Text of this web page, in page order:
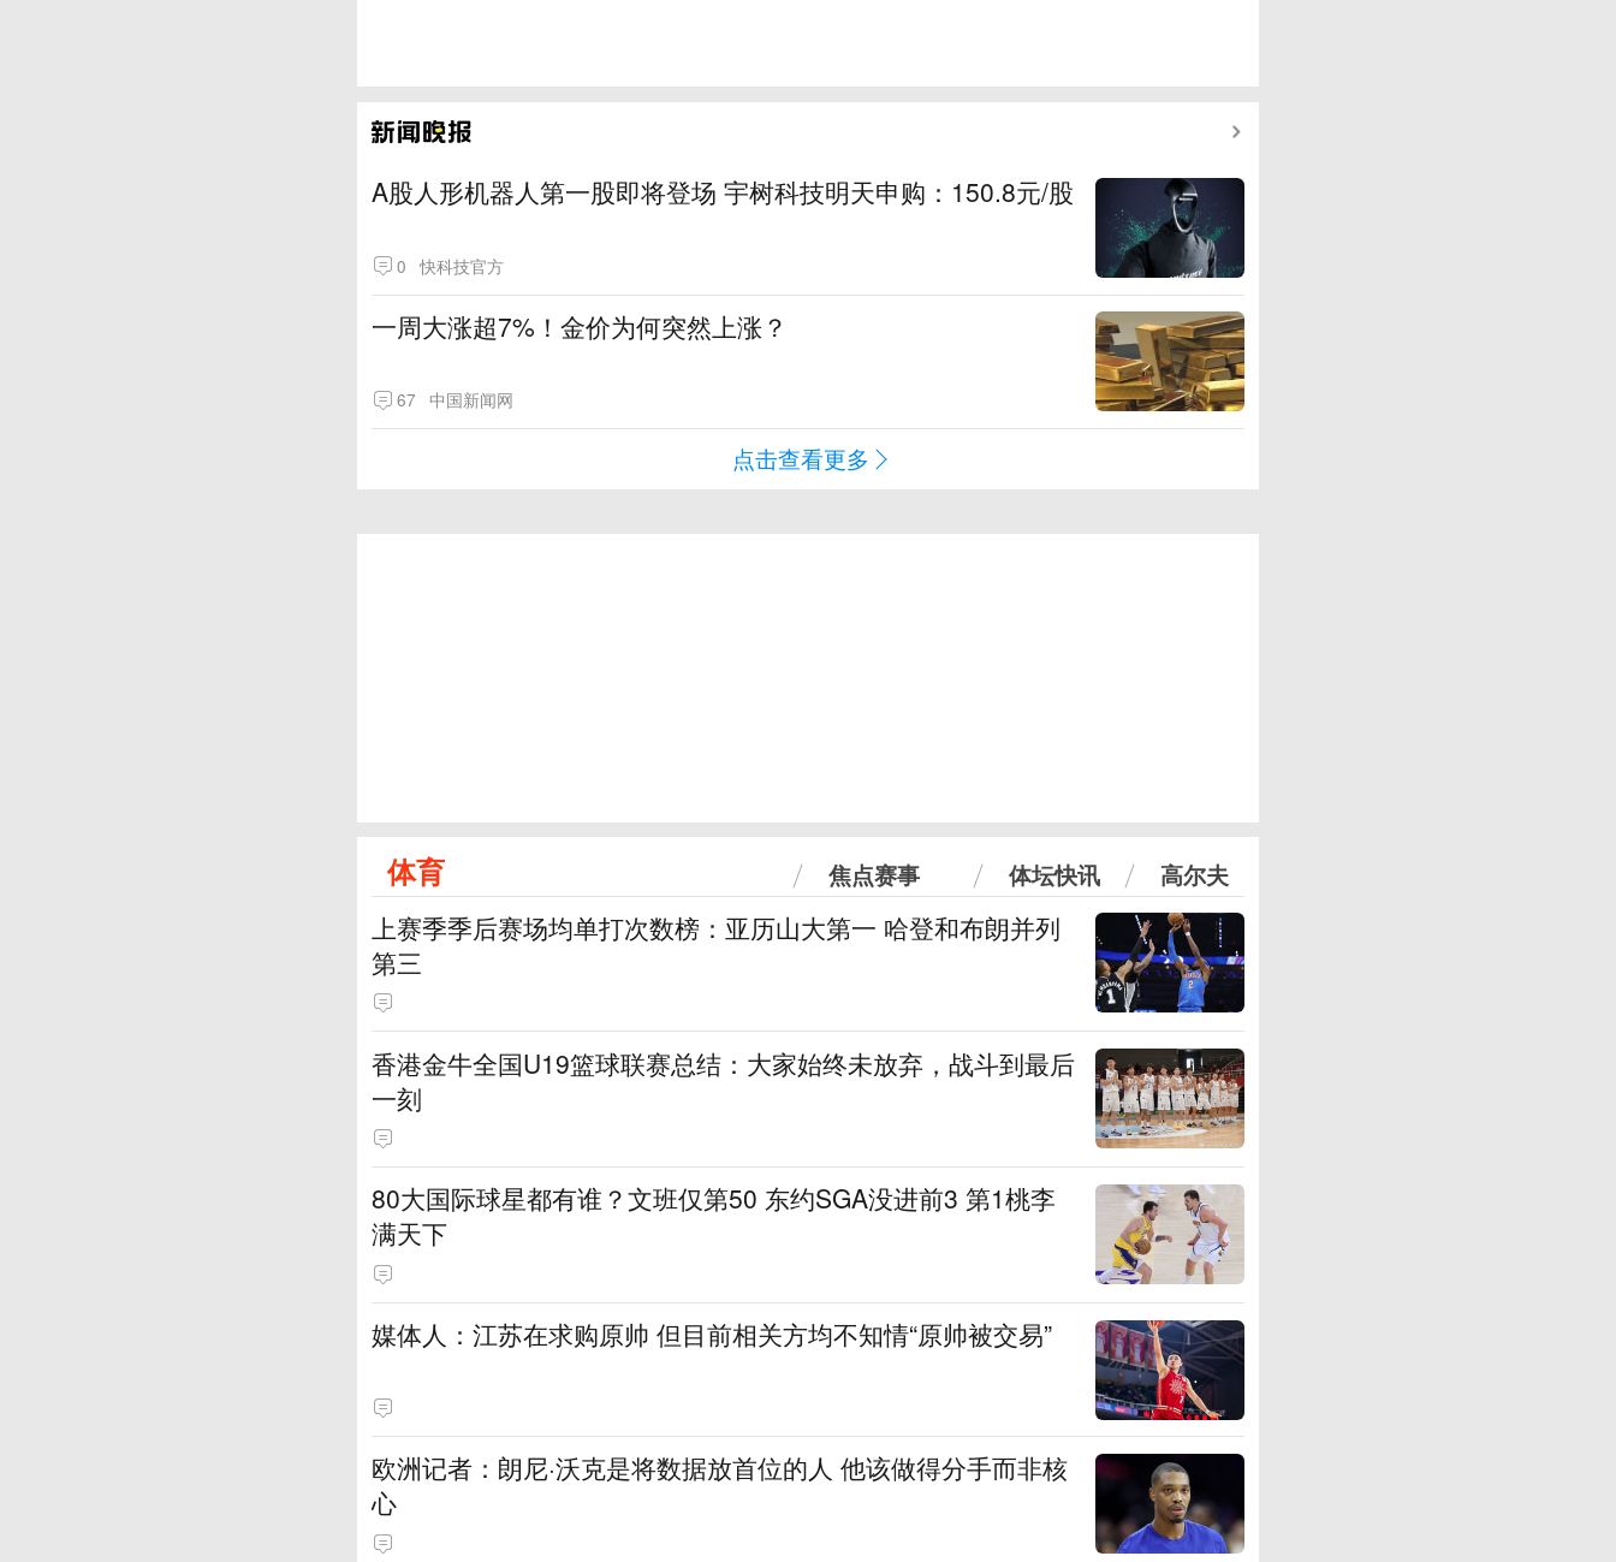
A股人形机器人第一股即将登场 宇树科技明天申购：150.8元/股
0 快科技官方
一周大涨超7%！金价为何突然上涨？
67 中国新闻网
点击查看更多
体育 焦点赛事 体坛快讯 高尔夫
上赛季季后赛场均单打次数榜：亚历山大第一 哈登和布朗并列
第三
香港金牛全国U19篮球联赛总结：大家始终未放弃，战斗到最后
一刻
80大国际球星都有谁？文班仅第50 东约SGA没进前3 第1桃李
满天下
媒体人：江苏在求购原帅 但目前相关方均不知情“原帅被交易”
欧洲记者：朗尼·沃克是将数据放首位的人 他该做得分手而非核
心